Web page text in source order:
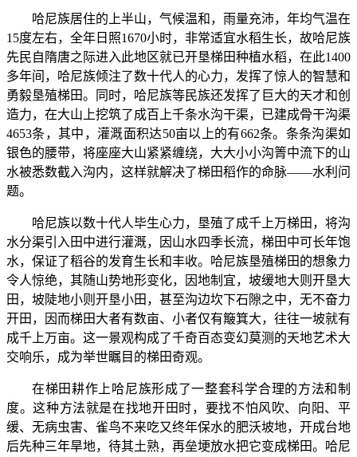
哈尼族居住的上半山，气候温和，雨量充沛，年均气温在
15度左右，全年日照1670小时，非常适宜水稻生长，故哈尼族
先民自隋唐之际进入此地区就已开垦梯田种植水稻，在此1400
多年间，哈尼族倾注了数十代人的心力，发挥了惊人的智慧和
勇毅垦殖梯田。同时，哈尼族等民族还发挥了巨大的天才和创
造力，在大山上挖筑了成百上千条水沟干渠，已建成骨干沟渠
4653条，其中，灌溉面积达50亩以上的有662条。条条沟渠如
银色的腰带，将座座大山紧紧缠绕，大大小小沟箐中流下的山
水被悉数截入沟内，这样就解决了梯田稻作的命脉——水利问
题。
哈尼族以数十代人毕生心力，垦殖了成千上万梯田，将沟
水分渠引入田中进行灌溉，因山水四季长流，梯田中可长年饱
水，保证了稻谷的发育生长和丰收。哈尼族垦殖梯田的想象力
令人惊绝，其随山势地形变化，因地制宜，坡缓地大则开垦大
田，坡陡地小则开垦小田，甚至沟边坎下石隙之中，无不奋力
开田，因而梯田大者有数亩、小者仅有簸箕大，往往一坡就有
成千上万亩。这一景观构成了千奇百态变幻莫测的天地艺术大
交响乐，成为举世瞩目的梯田奇观。
在梯田耕作上哈尼族形成了一整套科学合理的方法和制
度。这种方法就是在找地开田时，要找不怕风吹、向阳、平
缓、无病虫害、雀鸟不来吃又终年保水的肥沃坡地，开成台地
后先种三年旱地，待其土熟，再垒埂放水把它变成梯田。哈尼